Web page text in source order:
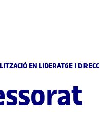
EN LIDERATGE I